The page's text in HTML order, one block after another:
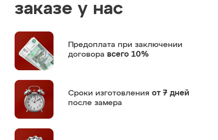
заказе у нас
Предоплата при заключении
договора всего 10%
Сроки изготовления от 7 дней
после замера